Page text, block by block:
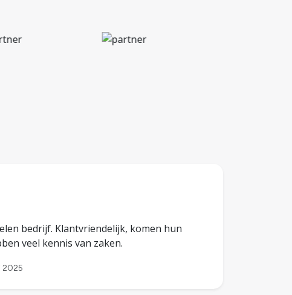
bedrijf. Klantvriendelijk, komen hun
veel kennis van zaken.
2025